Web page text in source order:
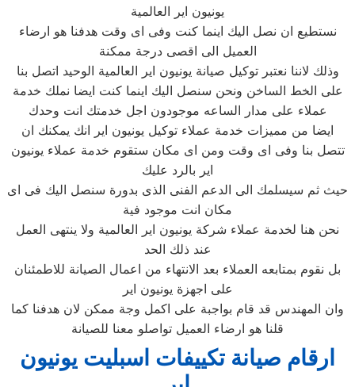
يونيون اير العالمية
نستطيع ان نصل اليك اينما كنت وفى اى وقت هدفنا هو ارضاء
العميل الى اقصى درجة ممكنة
وذلك لاننا نعتبر توكيل صيانة يونيون اير العالمية الوحيد اتصل بنا
على الخط الساخن ونحن سنصل اليك اينما كنت ايضا نملك خدمة
عملاء على مدار الساعه موجودون اجل خدمتك انت وحدك
ايضا من مميزات خدمة عملاء توكيل يونيون اير انك يمكنك ان
تتصل بنا وفى اى وقت ومن اى مكان ستقوم خدمة عملاء يونيون
اير بالرد عليك
حيث ثم سيسلمك الى الدعم الفنى الذى بدورة سنصل اليك فى اى
مكان انت موجود فية
نحن هنا لخدمة عملاء شركة يونيون اير العالمية ولا ينتهى العمل
عند ذلك الحد
بل نقوم بمتابعه العملاء بعد الانتهاء من اعمال الصيانة للاطمئنان
على اجهزة يونيون اير
وان المهندس قد قام بواجبة على اكمل وجة ممكن لان هدفنا كما
قلنا هو ارضاء العميل تواصلو معنا للصيانة
ارقام صيانة تكييفات اسبليت يونيون